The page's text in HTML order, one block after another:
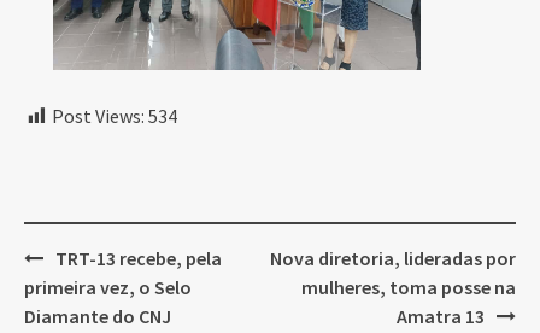
Post Views: 534
Post
navigation
TRT-13 recebe, pela
primeira vez, o Selo
Diamante do CNJ
Nova diretoria, lideradas por
mulheres, toma posse na
Amatra 13